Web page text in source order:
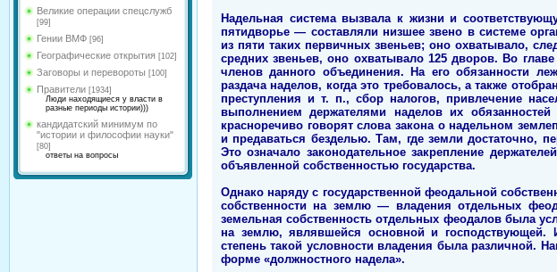
Великие операции спецслужб
[99]
Гении ВМФ [96]
Географические открытия [102]
Заговоры и перевороты [100]
Правители [1934]
Люди находящиеся у власти в
разные периоды истории)))
кандидатский минимум по
"истории и философии науки"
[80]
ответы на вопросы
Надельная система вызвала к жизни и
пятидворье — составляли низшее звено в системе
из пяти таких первичных звеньев; оно охватывало,
средних звеньев, оно охватывало 125 дворов. Во
членов данного объединения. На его обязанности
раздача наделов, когда это требовалось, а также
преступления и т. п., сбор налогов, привлечение
выполнением держателями наделов их
красноречиво говорят слова закона о надельном
и предаваться безделью. Там, где земли достаточно,
Это означало законодательное закрепление
объявленной собственностью государства.
Однако наряду с государственной феодальной
собственности на землю — владения отдельных
земельная собственность отдельных феодалов была
на землю, являвшейся основной и господствующей.
степень такой условности владения была различной.
форме «должностного надела».